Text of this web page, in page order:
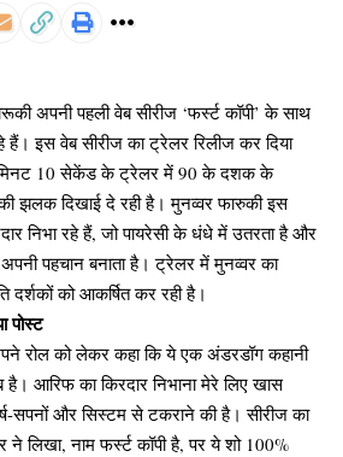
अपनी पहली वेब सीरीज ‘फर्स्ट कॉपी’ के साथ
इस वेब सीरीज का ट्रेलर रिलीज कर दिया
मिनट 10 सेकेंड के ट्रेलर में 90 के दशक के
झलक दिखाई दे रही है। मुनव्वर फारुकी इस
निभा रहे हैं, जो पायरेसी के धंधे में उतरता है और
पहचान बनाता है। ट्रेलर में मुनव्वर का
को आकर्षित कर रही है।
पोस्ट
रोल को लेकर कहा कि ये एक अंडरडॉग कहानी
आरिफ का किरदार निभाना मेरे लिए खास
सपनों और सिस्टम से टकराने की है। सीरीज का
लिखा, नाम फर्स्ट कॉपी है, पर ये शो 100%